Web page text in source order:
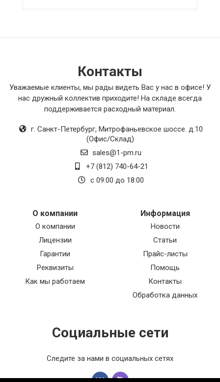
Контакты
Уважаемые клиенты, мы рады видеть Вас у нас в офисе! У
нас дружный коллектив приходите! На складе всегда
поддерживается расходный материал.
г. Санкт-Петербург, Митрофаньевское шоссе. д.10
(Офис/Склад)
sales@1-pm.ru
+7 (812) 740-64-21
с 09:00 до 18:00
О компании
О компании
Лицензии
Гарантии
Реквизиты
Как мы работаем
Информация
Новости
Статьи
Прайс-листы
Помощь
Контакты
Обработка данных
Социальные сети
Следите за нами в социальных сетях